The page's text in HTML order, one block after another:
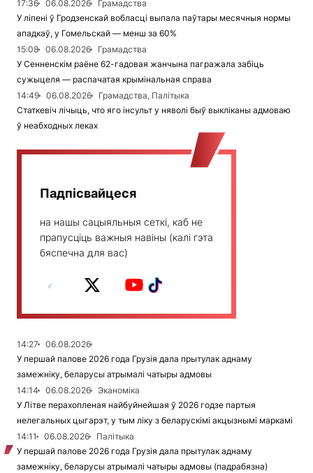
17:36 06.08.2026
Грамадства
У ліпені ў Гродзенскай вобласці выпала паўтары месячныя нормы
ападкаў, у Гомельскай — менш за 60%
15:08
06.08.2026
Грамадства
У Сенненскім раёне 62-гадовая жанчына пагражала забіць
сужыцеля — распачатая крымінальная справа
14:49
06.08.2026
Грамадства, Палітыка
Статкевіч лічыць, что яго інсульт у няволі быў выкліканы адмоваю
ў неабходных леках
Падпісвайцеся
на нашы сацыяльныя сеткі, каб не
прапусціць важныя навіны (калі гэта
бяспечна для вас)
14:27
06.08.2026
У першай палове 2026 года Грузія дала прытулак аднаму
замежніку, беларусы атрымалі чатыры адмовы
14:14
06.08.2026
Эканоміка
У Літве перахопленая найбуйнейшая ў 2026 годзе партыя
нелегальных цыгарэт, у тым ліку з беларускімі акцызнымі маркамі
14:11
06.08.2026
Палітыка
У першай палове 2026 года Грузія дала прытулак аднаму
замежніку, беларусы атрымалі чатыры адмовы (падрабязна)